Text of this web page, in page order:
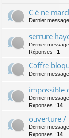
Clé ne
Dernier
serrure
Dernier
Réponses : 1
Coffre
Dernier
impossible
Dernier
Réponses : 14
ouverture /
Dernier
Réponses : 14